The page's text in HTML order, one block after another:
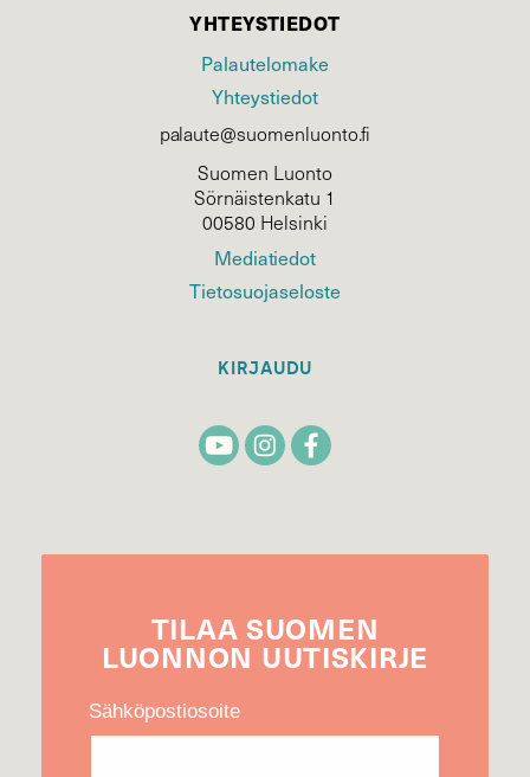
YHTEYSTIEDOT
Palautelomake
Yhteystiedot
palaute@suomenluonto.fi
Suomen Luonto
Sörnäistenkatu 1
00580 Helsinki
Mediatiedot
Tietosuojaseloste
KIRJAUDU
TILAA SUOMEN
LUONNON UUTIS­KIRJE
Sähköpostiosoite